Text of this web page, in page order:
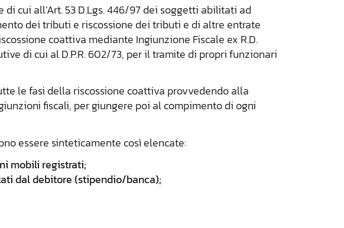
di cui all’Art. 53 D.Lgs. 446/97 dei soggetti abilitati ad
dei tributi e riscossione dei tributi e di altre entrate
coattiva mediante Ingiunzione Fiscale ex R.D.
di cui al D.P.R. 602/73, per il tramite di propri funzionari
le fasi della riscossione coattiva provvedendo alla
fiscali, per giungere poi al compimento di ogni
essere sinteticamente così elencate:
mobili registrati;
dal debitore (stipendio/banca);